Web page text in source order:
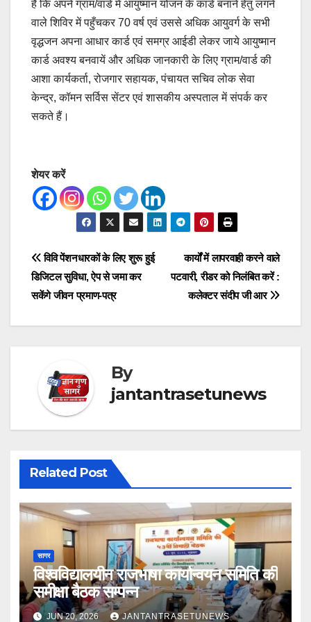
हैं कि अपने ग्राम/वार्ड में आयुष्मान योजन के कार्ड बनाने हेतु लगने
वाले शिविर में पहुँचकर 70 वर्ष एवं उससे अधिक आयुवर्ग के सभी
वृद्धजन अपना आधार कार्ड एवं समग्र आईडी लेकर जाये आयुष्मान
कार्ड अवश्य बनवायें और अधिक जानकारी के लिए ग्राम/वार्ड की
आशा कार्यकर्ता, रोजगार सहायक, पंचायत सचिव लोक सेवा
केन्द्र, कॉमन सर्विस सेंटर एवं शासकीय अस्पताल में संपर्क कर
सकते हैं।
शेयर करें
Post
navigation
कार्यों में लापरवाही करने वाले
पटवारी, रीडर को निलंबित करें :
कलेक्टर संदीप जी आर
विवि पेंशनधारकों के लिए शुरू हुई
डिजिटल सुविधा, ऐप से जमा कर
सकेंगे जीवन प्रमाण-पत्र
By
jantantrasetunews
Related Post
सागर
विश्वविद्यालयीन राजभाषा कार्यान्वयन समिति की
समीक्षा बैठक सम्पन्न
JUN 20, 2026 JANTANTRASETUNEWS